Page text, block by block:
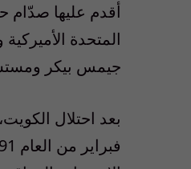
أقدم عليها صدّام
المتحدة
جيمس بيكر
بعد احتلال